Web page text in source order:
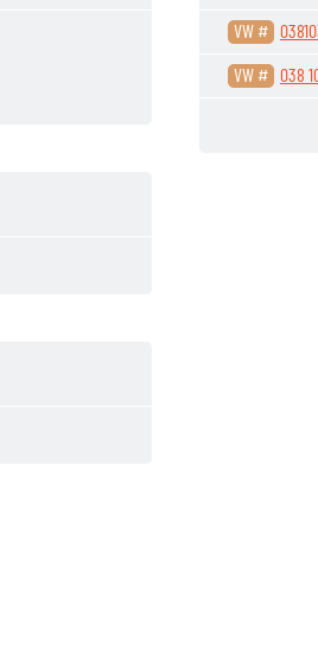
VW #
VW # 038